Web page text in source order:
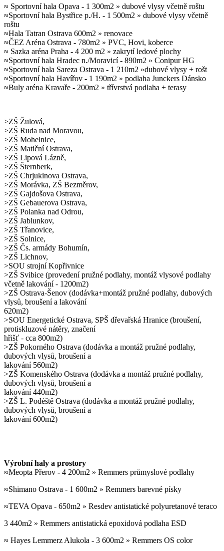
≈ Sportovní hala Opava - 1 300m2 » dubové vlysy včetně roštu
≈Sportovní hala Bystřice p./H. - 1 500m2 » dubové vlysy včetně
roštu
≈Hala Tatran Ostrava 600m2 » renovace
≈ČEZ Aréna Ostrava - 780m2 » PVC, Hovi, koberce
≈ Sazka aréna Praha - 4 200 m2 » zakrytí ledové plochy
≈Sportovní hala Hradec n./Moravicí - 890m2 » Conipur HG
≈Sportovní hala Sareza Ostrava - 1 210m2 »dubové vlysy + rošt
≈Sportovní hala Havířov - 1 190m2 » podlaha Junckers Dánsko
≈Buly aréna Kravaře - 200m2 » třívrstvá podlaha + terasy
>ZŠ Žulová,
>ZŠ Ruda nad Moravou,
>ZŠ Mohelnice,
>ZŠ Matiční Ostrava,
>ZŠ Lipová Lázně,
>ZŠ Šternberk,
>ZŠ Chrjukinova Ostrava,
>ZŠ Morávka, ZŠ Bezměrov,
>ZŠ Gajdošova Ostrava,
>ZŠ Gebauerova Ostrava,
>ZŠ Polanka nad Odrou,
>ZŠ Jablunkov,
>ZŠ Třanovice,
>ZŠ Solnice,
>ZŠ Čs. armády Bohumín,
>ZŠ Lichnov,
>SOU strojní Kopřivnice
>ZŠ Svibice (provedení pružné podlahy, montáž vlysové podlahy
včetně lakování - 1200m2)
>ZŠ Ostrava-Šenov (dodávka+montáž pružné podlahy, dubových
vlysů, broušení a lakování
620m2)
>SOU Energetické Ostrava, SPŠ dřevařská Hranice (broušení,
protiskluzové nátěry, značení
hřišť - cca 800m2)
>ZŠ Pokorného Ostrava (dodávka a montáž pružné podlahy,
dubových vlysů, broušení a
lakování 560m2)
>ZŠ Komenského Ostrava (dodávka a montáž pružné podlahy,
dubových vlysů, broušení a
lakování 440m2)
>ZŠ L. Podéště Ostrava (dodávka a montáž pružné podlahy,
dubových vlysů, broušení a
lakování 600m2)
Výrobní haly a prostory
≈Meopta Přerov - 4 200m2 » Remmers průmyslové podlahy
≈Shimano Ostrava - 1 600m2 » Remmers barevné písky
≈TEVA Opava - 650m2 » Resdev antistatické polyuretanové teraco
3 440m2 » Remmers antistatická epoxidová podlaha ESD
≈ Hayes Lemmerz Alukola - 3 600m2 » Remmers OS color